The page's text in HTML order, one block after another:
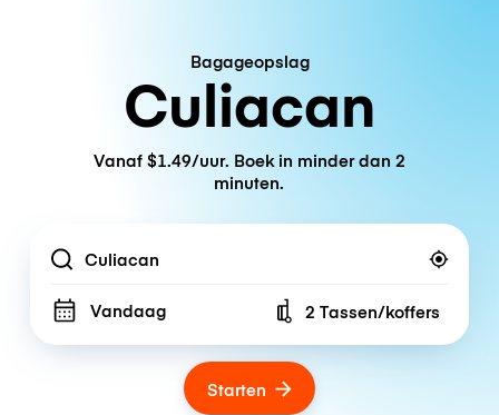
Bagageopslag
Culiacan
Vanaf $1.49/uur. Boek in minder dan 2
minuten.
Location
Vandaag Number of bags
2 Tassen/koffers
Starten